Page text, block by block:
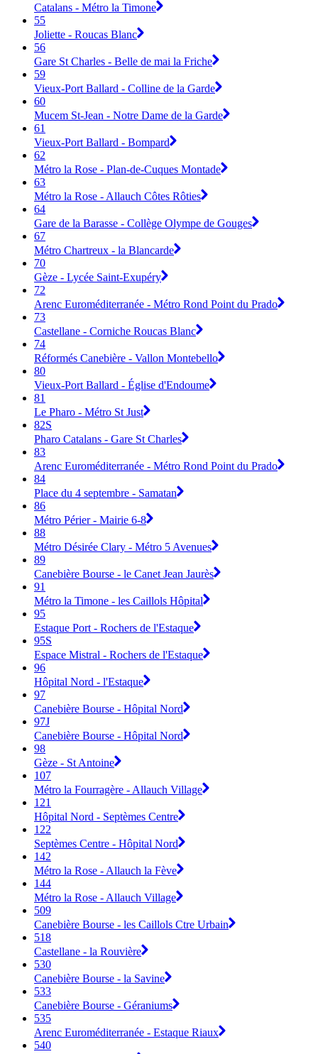
Catalans - Métro la Timone
55
Joliette - Roucas Blanc
56
Gare St Charles - Belle de mai la Friche
59
Vieux-Port Ballard - Colline de la Garde
60
Mucem St-Jean - Notre Dame de la Garde
61
Vieux-Port Ballard - Bompard
62
Métro la Rose - Plan-de-Cuques Montade
63
Métro la Rose - Allauch Côtes Rôties
64
Gare de la Barasse - Collège Olympe de Gouges
67
Métro Chartreux - la Blancarde
70
Gèze - Lycée Saint-Exupéry
72
Arenc Euroméditerranée - Métro Rond Point du Prado
73
Castellane - Corniche Roucas Blanc
74
Réformés Canebière - Vallon Montebello
80
Vieux-Port Ballard - Église d'Endoume
81
Le Pharo - Métro St Just
82S
Pharo Catalans - Gare St Charles
83
Arenc Euroméditerranée - Métro Rond Point du Prado
84
Place du 4 septembre - Samatan
86
Métro Périer - Mairie 6-8
88
Métro Désirée Clary - Métro 5 Avenues
89
Canebière Bourse - le Canet Jean Jaurès
91
Métro la Timone - les Caillols Hôpital
95
Estaque Port - Rochers de l'Estaque
95S
Espace Mistral - Rochers de l'Estaque
96
Hôpital Nord - l'Estaque
97
Canebière Bourse - Hôpital Nord
97J
Canebière Bourse - Hôpital Nord
98
Gèze - St Antoine
107
Métro la Fourragère - Allauch Village
121
Hôpital Nord - Septèmes Centre
122
Septèmes Centre - Hôpital Nord
142
Métro la Rose - Allauch la Fève
144
Métro la Rose - Allauch Village
509
Canebière Bourse - les Caillols Ctre Urbain
518
Castellane - la Rouvière
530
Canebière Bourse - la Savine
533
Canebière Bourse - Géraniums
535
Arenc Euroméditerranée - Estaque Riaux
540